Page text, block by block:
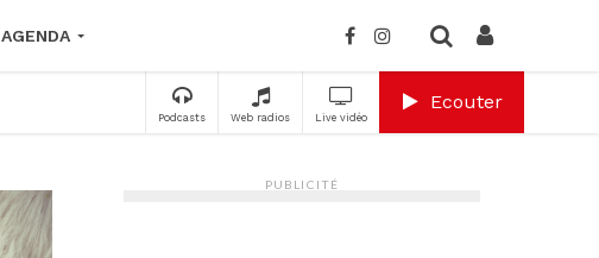
AGENDA
Podcasts Web radios Live vidéo
Ecouter
PUBLICITÉ